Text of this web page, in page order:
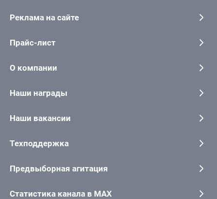
Реклама на сайте
Прайс-лист
О компании
Наши награды
Наши вакансии
Техподдержка
Предвыборная агитация
Статистика канала в MAX